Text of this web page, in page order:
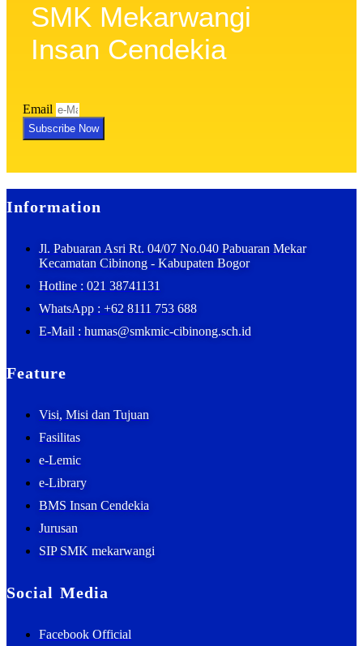
SMK Mekarwangi
Insan Cendekia
Email
Subscribe Now
Information
Jl. Pabuaran Asri Rt. 04/07 No.040 Pabuaran Mekar
Kecamatan Cibinong - Kabupaten Bogor
Hotline : 021 38741131
WhatsApp : +62 8111 753 688
E-Mail : humas@smkmic-cibinong.sch.id
Feature
Visi, Misi dan Tujuan
Fasilitas
e-Lemic
e-Library
BMS Insan Cendekia
Jurusan
SIP SMK mekarwangi
Social Media
Facebook Official